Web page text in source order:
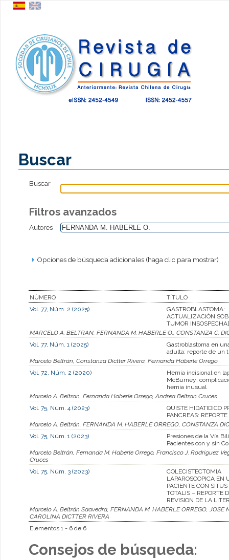
Buscar
Buscar
Filtros avanzados
Autores
Opciones de búsqueda adicionales (haga clic para mostrar)
NÚMERO
TÍTULO
Vol. 77, Núm. 2 (2025)
GASTROBLASTOMA:
ACTUALIZACIÓN
TUMOR
MARCELO A. BELTRAN, FERNANDA M. HABERLE O., CONSTANZA C.
Vol. 77, Núm. 1 (2025)
Gastroblastoma en
adulta: reporte de un
Marcelo Beltrán, Constanza Dictter Rivera, Fernanda Häberle Orrego
Vol. 72, Núm. 2 (2020)
Hernia incisional en
McBurney:
hernia inusual
Marcelo A. Beltran, Fernanda Haberle Orrego, Andrea Beltran Cruces
Vol. 75, Núm. 4 (2023)
QUISTE HIDATIDICO
PANCREAS:
Marcelo A. Beltrán, FERNANDA M. HABERLE ORREGO, CONSTANZA
Vol. 75, Núm. 1 (2023)
Presiones de la Vía
Pacientes con y sin
Marcelo Beltrán, Fernanda M. Haberle Orrego, Francisco J. Rodriguez
Cruces
Vol. 75, Núm. 3 (2023)
COLECISTECTOMIA
LAPAROSCOPICA EN
PACIENTE CON
TOTALIS – REPORTE
REVISION DE LA
Marcelo A. Beltrán Saavedra, FERNANDA M. HABERLE ORREGO, JOSE
CAROLINA DICTTER RIVERA
Elementos 1 - 6 de 6
Consejos de búsqueda: